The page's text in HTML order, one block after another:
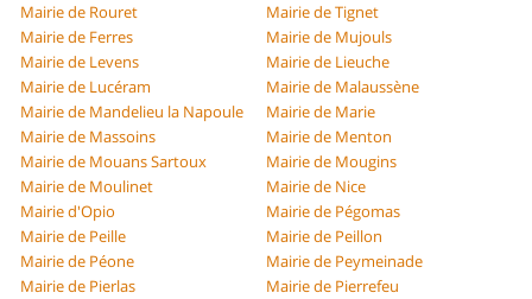
Mairie de Rouret
Mairie de Tignet
Mairie de Ferres
Mairie de Mujouls
Mairie de Levens
Mairie de Lieuche
Mairie de Lucéram
Mairie de Malaussène
Mairie de Mandelieu la Napoule
Mairie de Marie
Mairie de Massoins
Mairie de Menton
Mairie de Mouans Sartoux
Mairie de Mougins
Mairie de Moulinet
Mairie de Nice
Mairie d'Opio
Mairie de Pégomas
Mairie de Peille
Mairie de Peillon
Mairie de Péone
Mairie de Peymeinade
Mairie de Pierlas
Mairie de Pierrefeu